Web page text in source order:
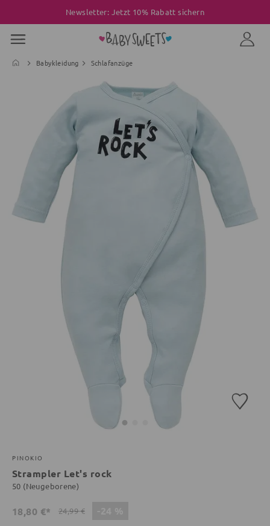
Newsletter: Jetzt 10% Rabatt sichern
Babykleidung Schlafanzüge
PINOKIO
Strampler Let's rock
50 (Neugeborene)
18,80 €* 24,99 €